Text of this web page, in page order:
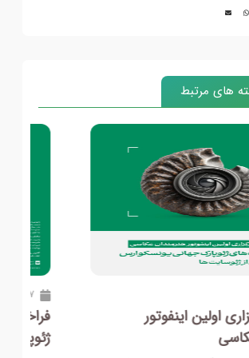
های مرتبط
دومین دوره مسابقه عکس
جهانی یونسکو ارس منتشر شد